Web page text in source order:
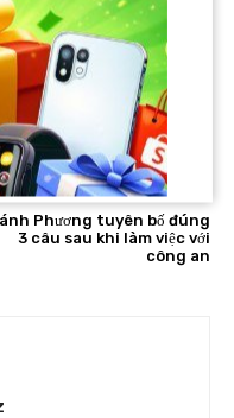
NEXT ARTICLE
Phương tuyên bố đúng
3 câu sau khi làm việc với
công an